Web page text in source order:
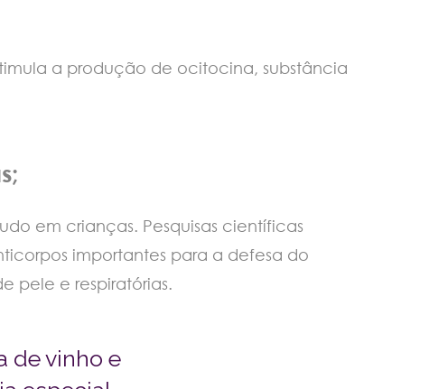
a produção de ocitocina, substância
em crianças. Pesquisas científicas
importantes para a defesa do
pele e respiratórias.
de vinho e